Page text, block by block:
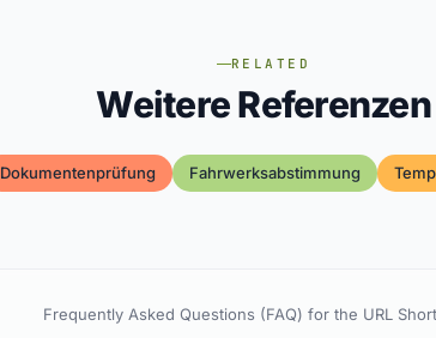
RELATED
Weitere Referenzen
Dokumentenprüfung Fahrwerksabstimmung
Frequently Asked Questions (FAQ) for the URL